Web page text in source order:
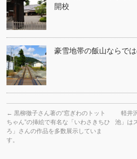
開校
豪雪地帯の飯山ならでは
← 黒柳徹子さん著の“窓ぎわのトット
ちゃん”の挿絵で有名な「いわさきちひ
ろ」さんの作品を多数展示していま
す。
軽井
池」は